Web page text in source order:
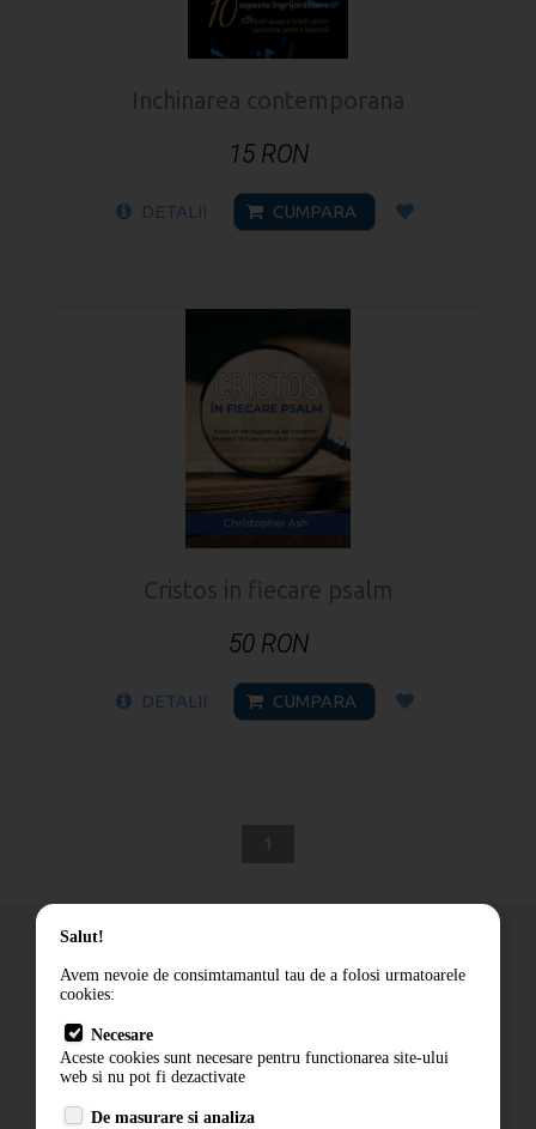
Inchinarea contemporana
15 RON
DETALII CUMPARA
Cristos in fiecare psalm
50 RON
DETALII CUMPARA
Cum comand
Livrare
Contact
Salut!
Avem nevoie de consimtamantul tau de a folosi urmatoarele
cookies:
Necesare
Aceste cookies sunt necesare pentru functionarea site-ului
web si nu pot fi dezactivate
De masurare si analiza